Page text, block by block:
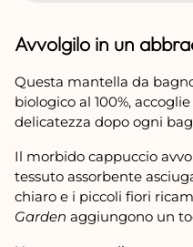
Avvolgilo in un
Questa mantella da
biologico al 100%,
delicatezza dopo ogni
Il morbido cappuccio
tessuto assorbente
chiaro e i piccoli fiori
Garden aggiungono un